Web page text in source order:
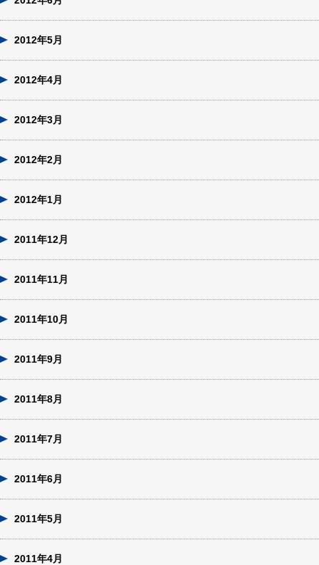
2012年5月
2012年4月
2012年3月
2012年2月
2012年1月
2011年12月
2011年11月
2011年10月
2011年9月
2011年8月
2011年7月
2011年6月
2011年5月
2011年4月